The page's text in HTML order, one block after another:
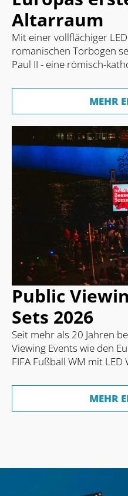
Altarraum
Mit einer vollflächiger
romanischen Torbogen
Paul II - eine römisch-
MEHR
Public
Sets 2026
Seit mehr als 20 Jahren
Viewing Events wie den
FIFA Fußball WM mit LED
MEHR